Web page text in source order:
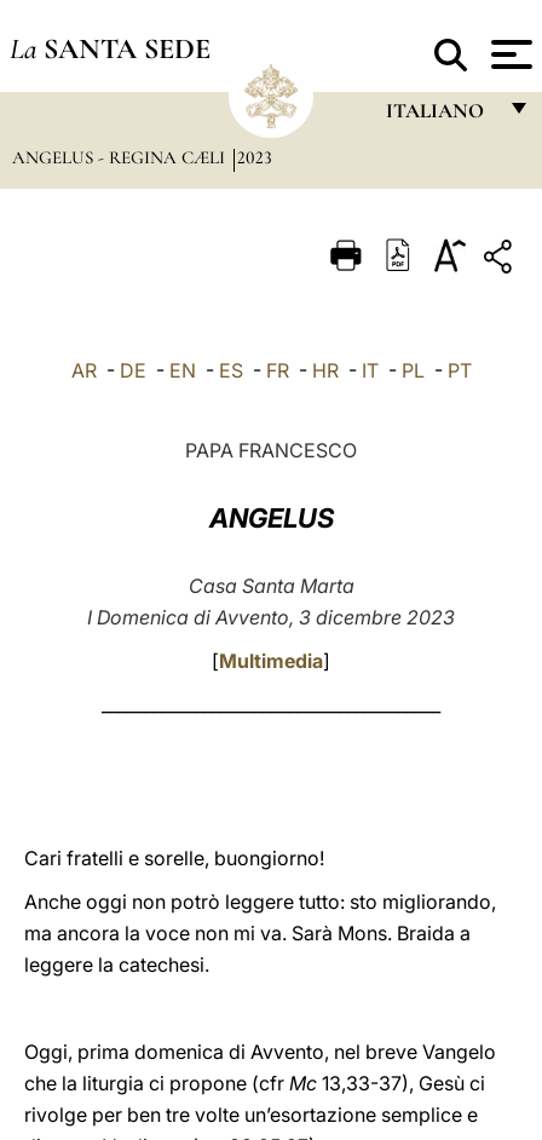
La SANTA SEDE
ITALIANO
ITALIANO
ANGELUS - REGINA CÆLI 2023
AR- DE - EN - ES- FR- HR- IT- PL- PT
PAPA FRANCESCO
ANGELUS
Casa Santa Marta
I Domenica di Avvento, 3 dicembre 2023
[Multimedia]
Cari fratelli e sorelle, buongiorno!
Anche oggi non potrò leggere tutto: sto migliorando,
ma ancora la voce non mi va. Sarà Mons. Braida a
leggere la catechesi.
Oggi, prima domenica di Avvento, nel breve Vangelo
che la liturgia ci propone (cfr Mc 13,33-37), Gesù ci
rivolge per ben tre volte un’esortazione semplice e